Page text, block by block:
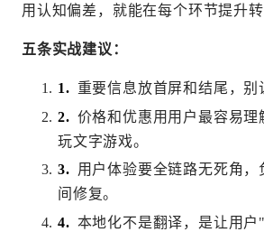
用认知偏差，就能在每个环节提升转
五条实战建议：
重要信息放首屏和结尾，别
价格和优惠用用户最容易理
玩文字游戏。
用户体验要全链路无死角
间修复。
本地化不是翻译，是让用户